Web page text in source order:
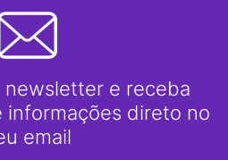
newsletter e receba
informações direto no
email